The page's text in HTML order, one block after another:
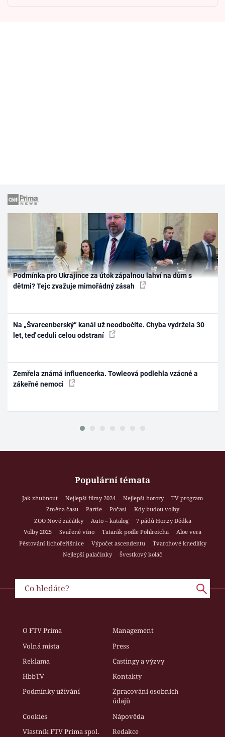
Podmínka pro Ukrajince za útok zápalnou lahví na dům s
dětmi? Tejc zvažuje mimořádný zásah
Na „Švarcenberský“ kanál už neodbočíte. Chyba vydržela 30
let, teď ceduli celou odstraní
Zemřela známá influencerka. Towleová podlehla vzácné a
zákeřné nemoci
Populární témata
Jak zhubnout Nejlepší filmy 2024 Nejlepší horory
TV program
Změna času
Partie Počasí
Kdy budou volby
ZOO Nové začátky
Auto – katalog
7 pádů Honzy Dědka
Volby 2025
Svařené víno Tatarák podle Pohlreicha
Aloe vera
Pěstování lichořeřišnice
Výpočet ascendentu
Tvarohové knedlíky
Nejlepší palačinky
Švestkový koláč
O FTV Prima
Management
Volná místa
Press
Reklama
Castingy a výzvy
HbbTV
Kontakty
Podmínky užívání
Zpracování osobních
údajů
Cookies
Nápověda
Vlastník FTV Prima spol.
Redakce